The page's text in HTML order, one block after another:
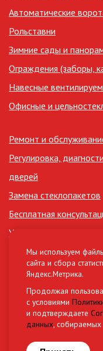
Автоматические
Рольставни
Зимние сады и
Ограждения (заборы,
Навесные
Офисные и
Ремонт и
Регулировка,
дверей
Замена стеклопакетов
Бесплатная
Утепление лоджий
Сертификаты
Нормативные
Материалы и
Мы используем
сайта и сбора
Яндекс.Метрика.
Продолжая
с условиями
и подтверждаете
данных,